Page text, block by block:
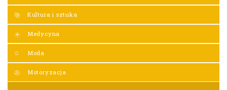
Kultura i sztuka
Medycyna
Moda
Motoryzacja